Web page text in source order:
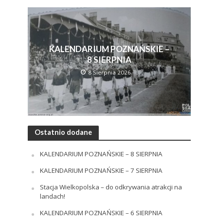
KALENDARIUM POZNAŃSKIE –
8 SIERPNIA
8 Sierpnia 2026
Ostatnio dodane
KALENDARIUM POZNAŃSKIE – 8 SIERPNIA
KALENDARIUM POZNAŃSKIE – 7 SIERPNIA
Stacja Wielkopolska – do odkrywania atrakcji na
landach!
KALENDARIUM POZNAŃSKIE – 6 SIERPNIA